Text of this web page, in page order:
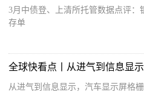
3月中债登、上清所托管数据点评：
存单
从进气到信息显示，汽车显示屏格栅